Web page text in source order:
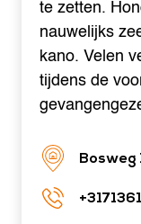
te zetten.
nauwelijks
kano. Velen
tijdens de
Bosweg